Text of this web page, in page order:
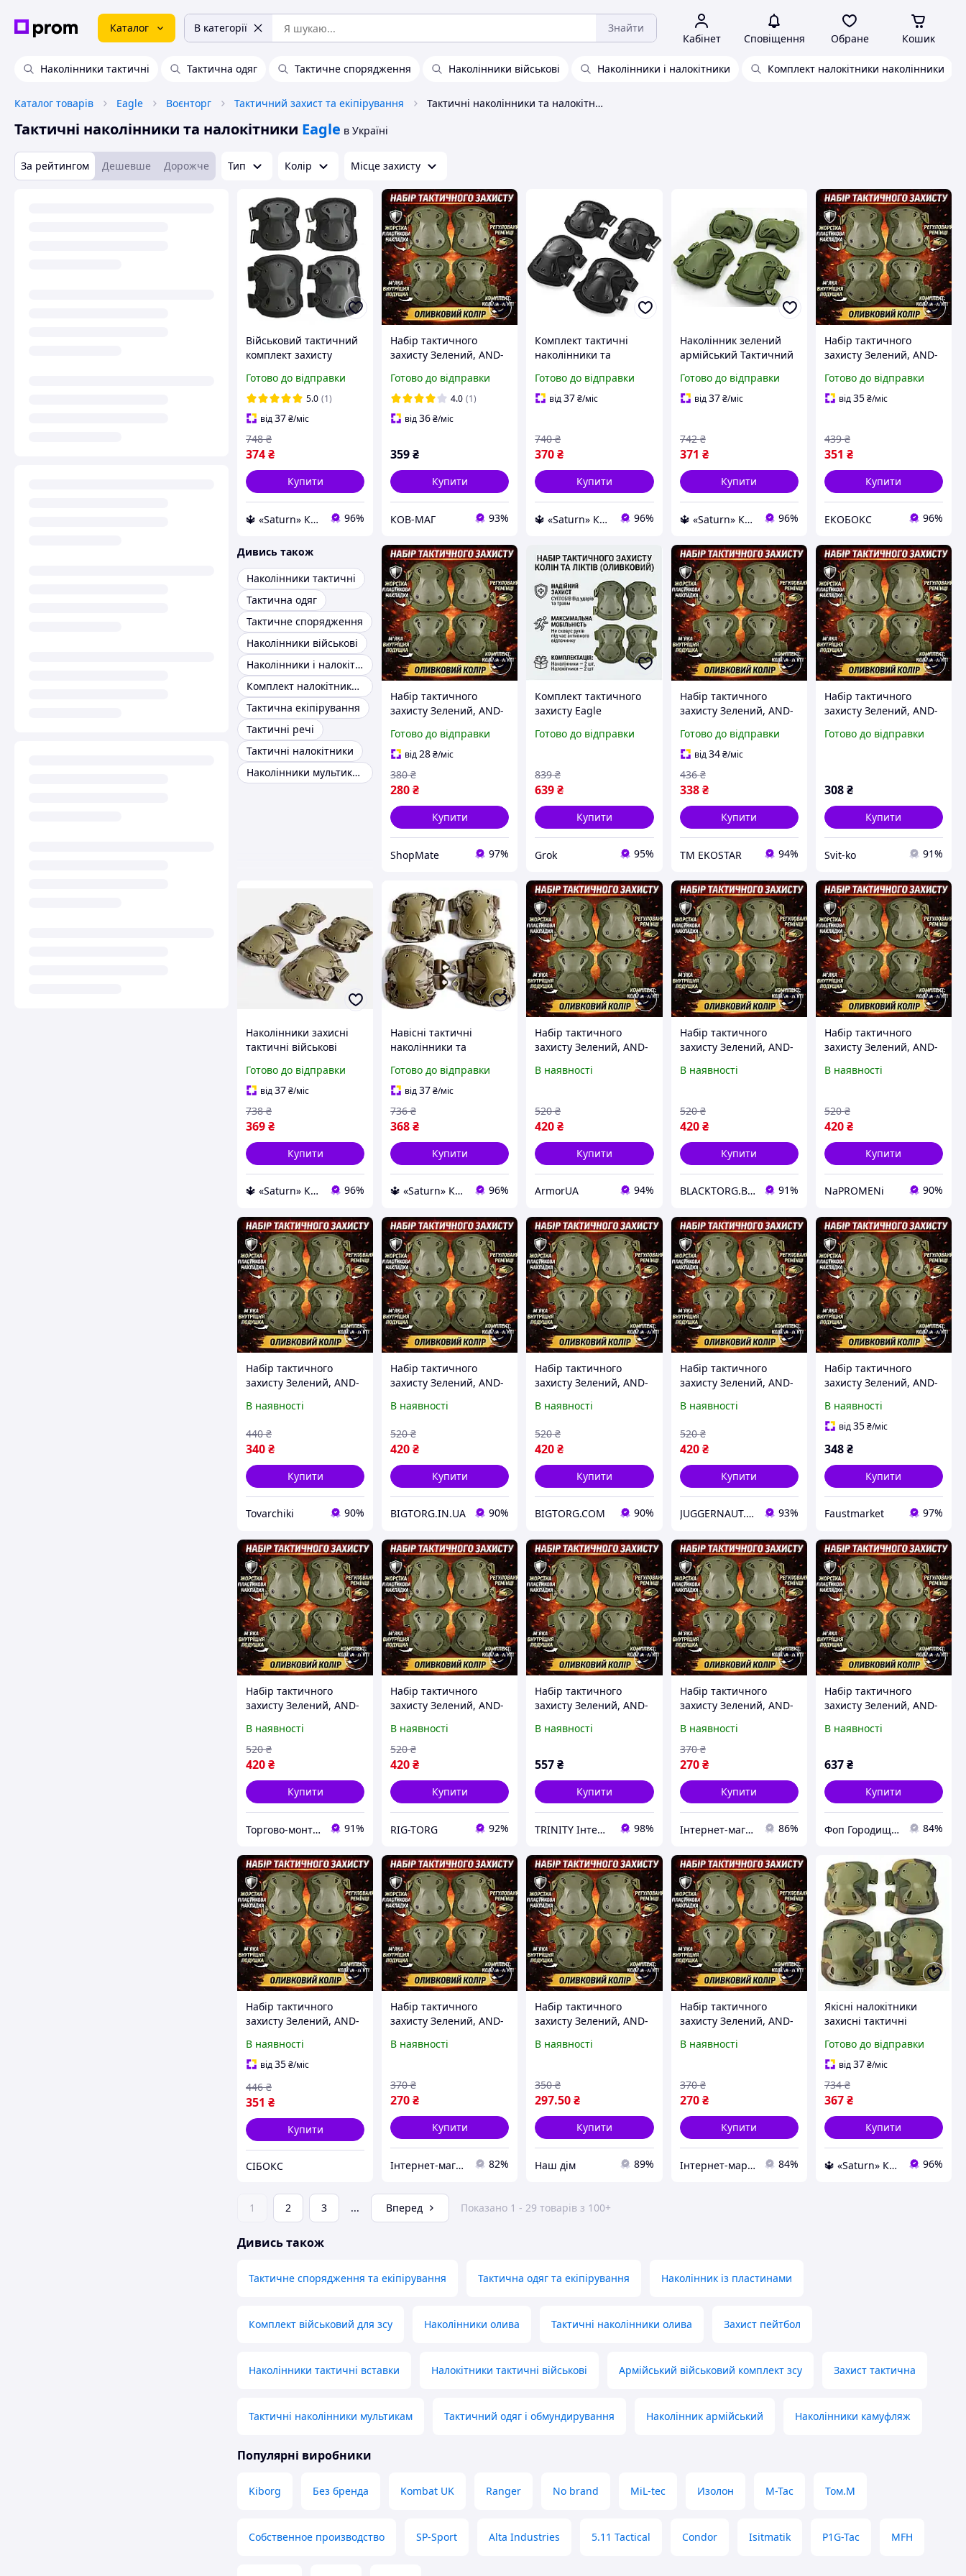
Каталог В категорії Знайти
Кабінет Сповіщення Обране Кошик
Наколінники тактичні Тактична одяг Тактичне спорядження Наколінники військові Наколінники і налокітники Комплект налокітники наколінники
Каталог товарів Eagle Воєнторг Тактичний захист та екіпірування Тактичні наколінники та налокітники Eagle
Тактичні наколінники та налокітники Eagle в Україні
За рейтингом Дешевше Дорожче Тип Колір Місце захисту
Військовий тактичний
комплект захисту
полювання Тактичний
захист і спорядження
для бійців
Готово до відправки
5.0 (1)
від37₴/міс
374₴
748 ₴
Купити
🔱 «Saturn» Компетентність! Якість товару! Швидка відправка! ✅ 96%
Набір тактичного
захисту Зелений, AND-
та налокітники, 4 шт.
Готово до відправки
4.0 (1)
від36₴/міс
359₴
Купити
КОВ-МАГ 93%
Комплект тактичні
наколінники та
захисту військові чорні
налокітники тактичні
Готово до відправки
від37₴/міс
370₴
740 ₴
Купити
🔱 «Saturn» Компетентність! Якість товару! Швидка відправка! ✅ 96%
Наколінник зелений
армійський Тактичний
Наколінники та
налокітники з
Готово до відправки
від37 ₴/міс
371 ₴
742 ₴
Купити
🔱 «Saturn» Компетентність! Якість товару! Швидка відправка! ✅ 96%
Набір тактичного
захисту Зелений, AND-
та налокітники НАБІР
EKOBOX
Готово до відправки
від35₴/міс
351 ₴
439 ₴
Купити
ЕКОБОКС 96%
Дивись також
Наколінники тактичні
Тактична одяг
Тактичне спорядження
Наколінники військові
Наколінники і налокітники
Комплект налокітники наколінники
Тактична екіпірування
Тактичні речі
Тактичні налокітники
Наколінники мультикам
Набір тактичного
захисту Зелений, AND-
та налокітники, 4 шт.
Готово до відправки
від28₴/міс
280₴
380 ₴
Купити
ShopMate 97%
Комплект тактичного
захисту Eagle
налокітники) Зелений
Готово до відправки
639₴
839 ₴
Купити
Grok 95%
Набір тактичного
захисту Зелений, AND-
та налокітники НАБІР
ЕКОБОКС
Готово до відправки
від34 ₴/міс
338 ₴
436 ₴
Купити
ТМ EKOSTAR 94%
Набір тактичного
захисту Зелений, AND-
та налокітники НАБІР
Готово до відправки
308₴
Купити
Svit-ko 91%
Наколінники захисні
тактичні військові
Комплект захисту для
тактичних операцій
Готово до відправки
від37₴/міс
369₴
738 ₴
Купити
🔱 «Saturn» Компетентність! Якість товару! Швидка відправка! ✅ 96%
Навісні тактичні
наколінники та
військові зсу Комплект
захисту тактичної
Готово до відправки
від37₴/міс
368₴
736 ₴
Купити
🔱 «Saturn» Компетентність! Якість товару! Швидка відправка! ✅ 96%
Набір тактичного
захисту Зелений, AND-
та налокітники НАБІР
В наявності
420₴
520 ₴
Купити
ArmorUA 94%
Набір тактичного
захисту Зелений, AND-
та налокітники НАБІР
В наявності
420 ₴
520 ₴
Купити
BLACKTORG.BIZ.UA 91%
Набір тактичного
захисту Зелений, AND-
та налокітники НАБІР
В наявності
420₴
520 ₴
Купити
NaPROMENi 90%
Набір тактичного
захисту Зелений, AND-
та налокітники, 4 шт.
В наявності
340₴
440 ₴
Купити
Tovarchiki 90%
Набір тактичного
захисту Зелений, AND-
та налокітники НАБІР
В наявності
420₴
520 ₴
Купити
BIGTORG.IN.UA 90%
Набір тактичного
захисту Зелений, AND-
та налокітники НАБІР
В наявності
420₴
520 ₴
Купити
BIGTORG.COM 90%
Набір тактичного
захисту Зелений, AND-
та налокітники НАБІР
В наявності
420 ₴
520 ₴
Купити
JUGGERNAUT.PP.UA 93%
Набір тактичного
захисту Зелений, AND-
та налокітники, 4 шт.
В наявності
від35₴/міс
348₴
Купити
Faustmarket 97%
Набір тактичного
захисту Зелений, AND-
та налокітники НАБІР
В наявності
420₴
520 ₴
Купити
Торгово-монтажна компанія "BigBud" 91%
Набір тактичного
захисту Зелений, AND-
та налокітники НАБІР
В наявності
420₴
520 ₴
Купити
RIG-TORG 92%
Набір тактичного
захисту Зелений, AND-
та налокітники НАБІР
В наявності
557₴
Купити
TRINITY Інтернет-магазин www.trinitys.com.ua 98%
Набір тактичного
захисту Зелений, AND-
та налокітники, 4 шт.
В наявності
270 ₴
370 ₴
Купити
Інтернет-магазин "AVEON" - товари для всієї родини! Найнижчі ціни! 86%
Набір тактичного
захисту Зелений, AND-
та налокітники НАБІР
В наявності
637₴
Купити
Фоп Городищева 84%
Набір тактичного
захисту Зелений, AND-
та налокітники НАБІР
(seebox)
В наявності
від35₴/міс
351 ₴
446 ₴
Купити
СІБОКС
Набір тактичного
захисту Зелений, AND-
та налокітники, 4 шт.
В наявності
270₴
370 ₴
Купити
Інтернет-магазин Промчик 82%
Набір тактичного
захисту Зелений, AND-
та налокітники НАБІР
В наявності
297.50₴
350 ₴
Купити
Наш дім 89%
Набір тактичного
захисту Зелений, AND-
та налокітники, 4 шт.
В наявності
270 ₴
370 ₴
Купити
Інтернет-маркет АвеХіт 84%
Якісні налокітники
захисні тактичні
Тактичне спорядження
й спорядження
Готово до відправки
від37₴/міс
367₴
734 ₴
Купити
🔱 «Saturn» Компетентність! Якість товару! Швидка відправка! ✅ 96%
1 2 3 ... Вперед Показано 1 - 29 товарів з 100+
Дивись також
Тактичне спорядження та екіпірування Тактична одяг та екіпірування Наколінник із пластинами
Комплект військовий для зсу Наколінники олива Тактичні наколінники олива Захист пейтбол
Наколінники тактичні вставки Налокітники тактичні військові Армійський військовий комплект зсу Захист тактична
Тактичні наколінники мультикам Тактичний одяг і обмундирування Наколінник армійський Наколінники камуфляж
Популярні виробники
Kiborg Без бренда Kombat UK Ranger No brand MiL-tec Изолон M-Tac Том.М
Собственное производство SP-Sport Alta Industries 5.11 Tactical Condor Isitmatik P1G-Tac MFH